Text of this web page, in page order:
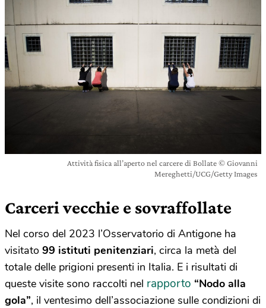
Attività fisica all’aperto nel carcere di Bollate © Giovanni
Mereghetti/UCG/Getty Images
Carceri vecchie e sovraffollate
Nel corso del 2023 l’Osservatorio di Antigone ha
visitato 99 istituti penitenziari, circa la metà del
totale delle prigioni presenti in Italia. E i risultati di
queste visite sono raccolti nel rapporto “Nodo alla
gola”, il ventesimo dell’associazione sulle condizioni di